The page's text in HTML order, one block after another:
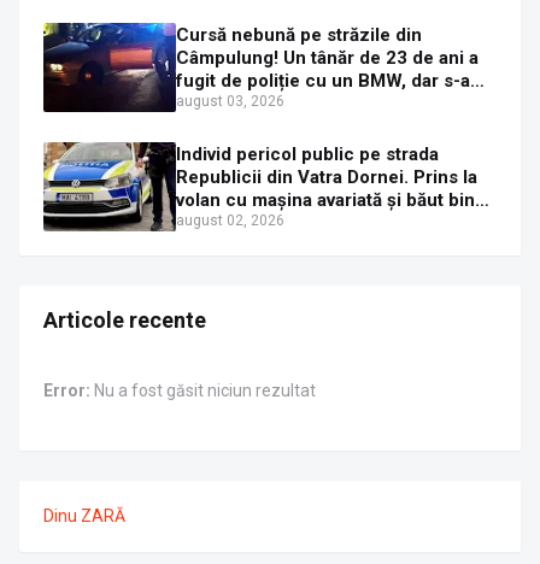
Cursă nebună pe străzile din
Câmpulung! Un tânăr de 23 de ani a
fugit de poliție cu un BMW, dar s-a
oprit într-un gard de pe strada
august 03, 2026
Individ pericol public pe strada
Republicii din Vatra Dornei. Prins la
volan cu mașina avariată și băut bine,
în plină zi
august 02, 2026
Articole recente
Error: Nu a fost găsit niciun rezultat
Dinu ZARĂ